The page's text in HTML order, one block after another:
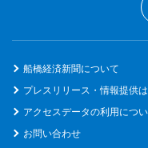
船橋経済新聞について
プレスリリース・情報提供
アクセスデータの利用につ
お問い合わせ